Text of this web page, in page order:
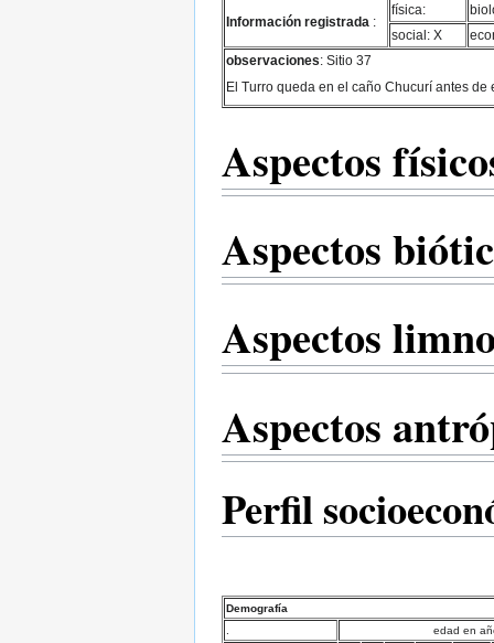
Información registrada :
física:
social: X
observaciones: Sitio 37
El Turro queda en el caño Chucurí antes de
Aspectos
Aspectos
Aspectos
Aspectos
Perfil
Demografía
edad en